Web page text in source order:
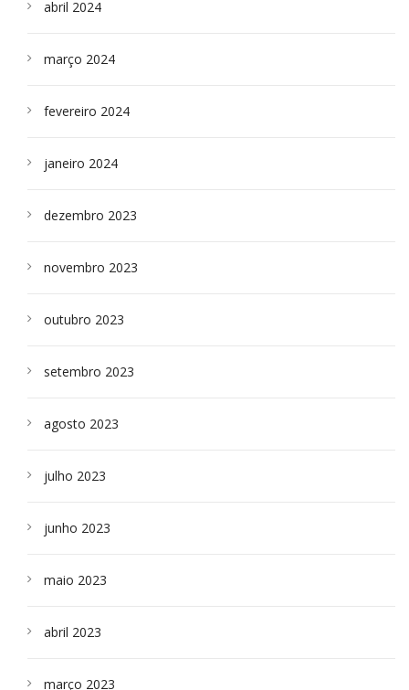
abril 2024
março 2024
fevereiro 2024
janeiro 2024
dezembro 2023
novembro 2023
outubro 2023
setembro 2023
agosto 2023
julho 2023
junho 2023
maio 2023
abril 2023
março 2023